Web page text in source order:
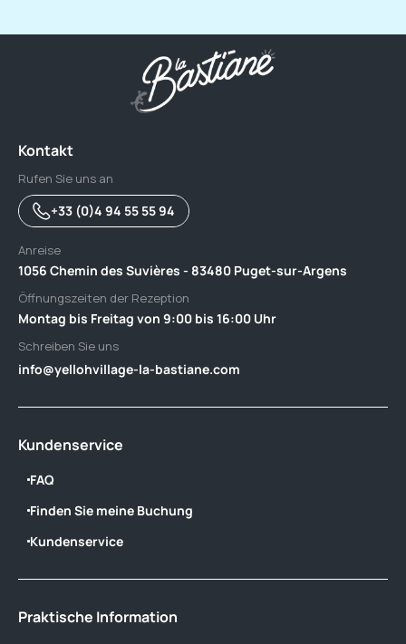
Kontakt
Rufen Sie uns an
+33 (0)4 94 55 55 94
Anreise
1056 Chemin des Suvières - 83480 Puget-sur-Argens
Öffnungszeiten der Rezeption
Montag bis Freitag von 9:00 bis 16:00 Uhr
Schreiben Sie uns
info@yellohvillage-la-bastiane.com
Kundenservice
FAQ
Finden Sie meine Buchung
Kundenservice
Praktische Information